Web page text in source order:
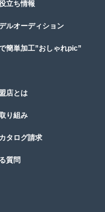
立ち情報
ルオーディション
簡単加工”おしゃれpic”
店とは
り組み
タログ請求
質問